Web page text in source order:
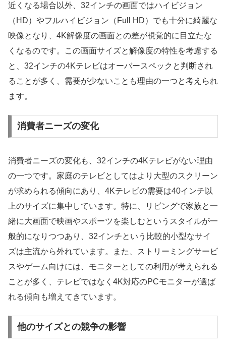
近くなる場合以外、32インチの画面ではハイビジョン
（HD）やフルハイビジョン（Full HD）でも十分に綺麗な
映像となり、4K解像度の画面との差が視覚的に目立たな
くなるのです。この画面サイズと解像度の特性を考慮する
と、32インチの4Kテレビはオーバースペックと判断され
ることが多く、需要が少ないことも理由の一つと考えられ
ます。
消費者ニーズの変化
消費者ニーズの変化も、32インチの4Kテレビがない理由
の一つです。家庭のテレビとしてはより大型のスクリーン
が求められる傾向にあり、4Kテレビの需要は40インチ以
上のサイズに集中しています。特に、リビングで家族と一
緒に大画面で映画やスポーツを楽しむというスタイルが一
般的になりつつあり、32インチという比較的小型なサイ
ズは主流から外れています。また、ストリーミングサービ
スやゲーム向けには、モニターとしての利用が考えられる
ことが多く、テレビではなく4K対応のPCモニターが選ば
れる傾向も増えてきています。
他のサイズとの競争の影響